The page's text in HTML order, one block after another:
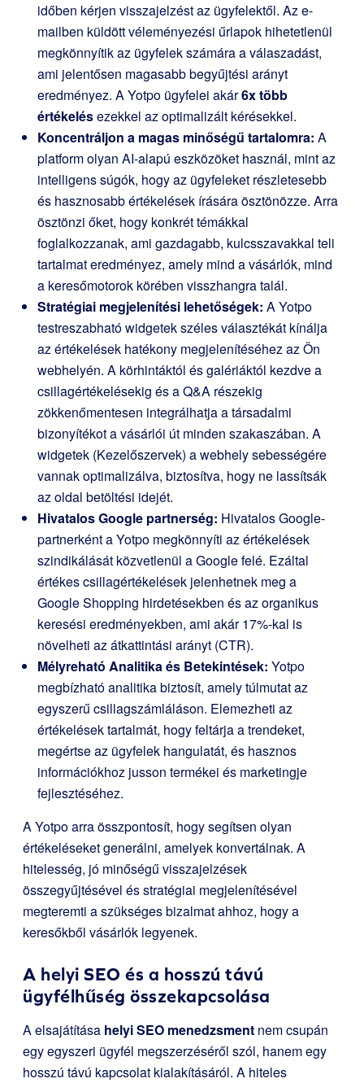
időben kérjen visszajelzést az ügyfelektől. Az e-
mailben küldött véleményezési űrlapok hihetetlenül
megkönnyítik az ügyfelek számára a válaszadást,
ami jelentősen magasabb begyűjtési arányt
eredményez. A Yotpo ügyfelei akár6x több
értékelésezekkel az optimalizált kérésekkel.
Koncentráljon a magas minőségű tartalomra: A
platform olyan AI-alapú eszközöket használ, mint az
intelligens súgók, hogy az ügyfeleket részletesebb
és hasznosabb értékelések írására ösztönözze. Arra
ösztönzi őket, hogy konkrét témákkal
foglalkozzanak, ami gazdagabb, kulcsszavakkal teli
tartalmat eredményez, amely mind a vásárlók, mind
a keresőmotorok körében visszhangra talál.
Stratégiai megjelenítési lehetőségek: A Yotpo
testreszabható widgetek széles választékát kínálja
az értékelések hatékony megjelenítéséhez az Ön
webhelyén. A körhintáktól és galériáktól kezdve a
csillagértékelésekig és a Q&A részekig
zökkenőmentesen integrálhatja a társadalmi
bizonyítékot a vásárlói út minden szakaszában. A
widgetek (Kezelőszervek) a webhely sebességére
vannak optimalizálva, biztosítva, hogy ne lassítsák
az oldal betöltési idejét.
Hivatalos Google partnerség: Hivatalos Google-
partnerként a Yotpo megkönnyíti az értékelések
szindikálását közvetlenül a Google felé. Ezáltal
értékes csillagértékelések jelenhetnek meg a
Google Shopping hirdetésekben és az organikus
keresési eredményekben, ami akár 17%-kal is
növelheti az átkattintási arányt (CTR).
Mélyreható Analitika és Betekintések: Yotpo
megbízható analitika biztosít, amely túlmutat az
egyszerű csillagszámláláson. Elemezheti az
értékelések tartalmát, hogy feltárja a trendeket,
megértse az ügyfelek hangulatát, és hasznos
információkhoz jusson termékei és marketingje
fejlesztéséhez.
A Yotpo arra összpontosít, hogy segítsen olyan
értékeléseket generálni, amelyek konvertálnak. A
hitelesség, jó minőségű visszajelzések
összegyűjtésével és stratégiai megjelenítésével
megteremti a szükséges bizalmat ahhoz, hogy a
keresőkből vásárlók legyenek.
A helyi SEO és a hosszú távú
ügyfélhűség összekapcsolása
A elsajátítása helyi SEO menedzsment nem csupán
egy egyszeri ügyfél megszerzéséről szól, hanem egy
hosszú távú kapcsolat kialakításáról. A hiteles